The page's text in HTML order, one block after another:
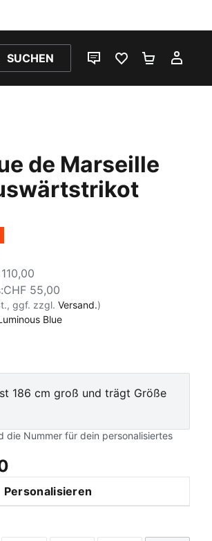
SUCHEN
LIVE-CHATFAVORITEN 0
de Marseille
:CHF 55,00
ggf. zzgl.Versand.)
Blue
Blue
186 cm groß und trägt Größe
die Nummer für dein personalisiertes
Personalisieren